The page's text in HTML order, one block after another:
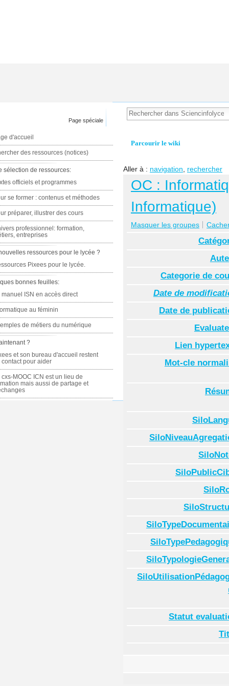
Parcourir le wiki
Aller à : navigation rechercher
OC :
Informatique)
Masquer les groupes
Categorie de
Date de
Date de
Lien
Mot-cle
Statut
Page spéciale
d'accueil
des ressources (notices)
sélection de ressources:
officiels et programmes
se former : contenus et méthodes
préparer, illustrer des cours
professionnel: formation,
entreprises
ressources pour le lycée ?
Pixees pour le lycée.
bonnes feuilles:
manuel ISN en accès direct
au féminin
de métiers du numérique
?
et son bureau d'accueil restent
contact pour aider
cxs-MOOC ICN est un lieu de
mais aussi de partage et